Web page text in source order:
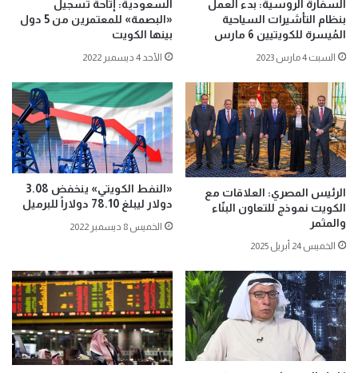
السفارة الروسية: بدء العمل
بنظام التأشيرات السياحية
المُيسرة للكويتيين 6 مارس
السبت 4 مارس 2023
السعودية: إتاحة تسجيل
«البصمة» للمعتمرين من 5 دول
بينها الكويت
الأحد 4 ديسمبر 2022
الرئيس المصري: العلاقات مع
الكويت نموذج للتعاون البنّاء
والمثمر
الخميس 24 أبريل 2025
«النفط الكويتي» ينخفض 3.08
دولار ليبلغ 78.10 دولاراً للبرميل
الخميس 8 ديسمبر 2022